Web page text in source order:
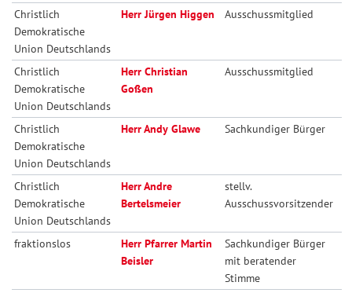
Christlich
Demokratische
Union Deutschlands
Herr Jürgen Higgen Ausschussmitglied
Christlich
Demokratische
Union Deutschlands
Herr Christian
Goßen
Ausschussmitglied
Christlich
Demokratische
Union Deutschlands
Herr Andy Glawe Sachkundiger Bürger
Christlich
Demokratische
Union Deutschlands
Herr Andre
Bertelsmeier
stellv.
Ausschussvorsitzender
fraktionslos
Herr Pfarrer Martin
Beisler
Sachkundiger Bürger
mit beratender
Stimme